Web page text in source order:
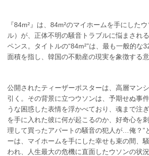
『84m²』は、84m²のマイホームを手にした
ル）が、正体不明の騒音トラブルに悩まされ
ペンス。タイトルの“84m²”は、最も一般的な
面積を指し、韓国の不動産の現実を象徴する
公開されたティーザーポスターは、高層マン
引く。その背景に立つウソンは、予期せぬ事
うな困惑した表情を浮かべており、魂まで注
を手に入れた彼に何が起こるのか、好奇心を
理して買ったアパートの騒音の犯人が…俺？”
ーは、マイホームを手にした幸せも束の間、
われ、人生最大の危機に直面したウソンの状況